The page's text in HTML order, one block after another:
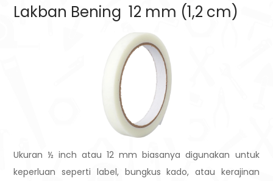
Lakban Bening 12 mm (1,2 cm)
Ukuran ½ inch atau 12 mm biasanya digunakan untuk
keperluan seperti label, bungkus kado, atau kerajinan